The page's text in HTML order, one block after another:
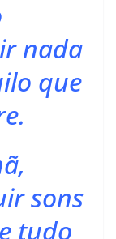
nada
que
sons
tudo